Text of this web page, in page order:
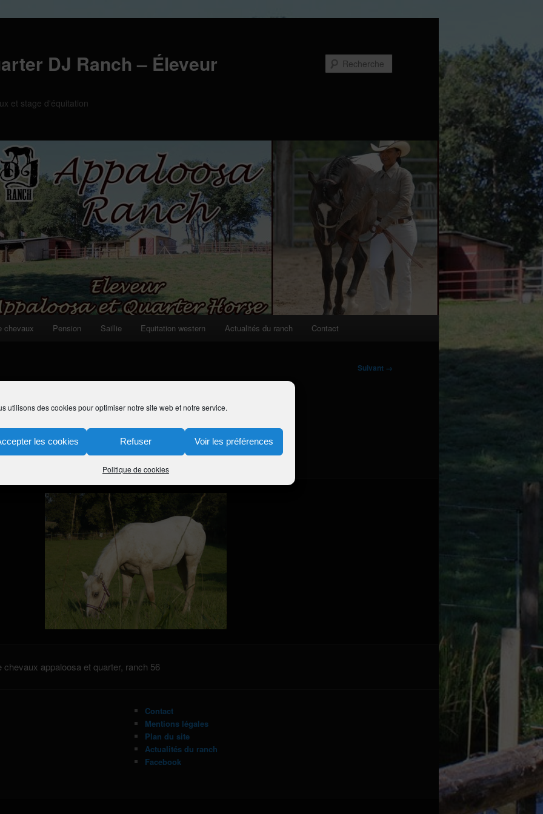
utilisons des cookies pour optimiser notre site web et notre service.
les cookies Refuser Voir les préférences
Politique de cookies
DJ Ranch – Éleveur
et stage d'équitation
chevaux Pension Saillie Equitation western Actualités du ranch Contact
Suivant →
2010à300 × 225dansPension
chevaux appaloosa et quarter, ranch 56
Contact
Mentions légales
Plan du site
Actualités du ranch
Facebook